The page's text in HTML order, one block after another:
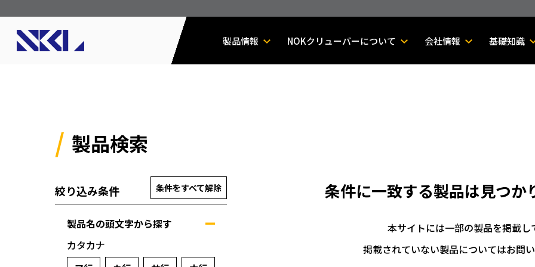
製品情報 NOKクリューバーについて 会社情報 基礎知識
製品検索
絞り込み条件 条件をすべて解除
製品名の頭文字から探す
カタカナ
条件に一致する製品は見つか
本サイトには一部の製品を掲載し
掲載されていない製品についてはお問